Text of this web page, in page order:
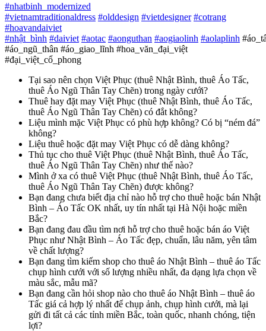
#nhatbinh_modernized
#vietnamtraditionaldress #olddesign #vietdesigner #cotrang
#hoavandaiviet
#nhật_bình #daiviet #aotac #aonguthan #aogiaolinh #aolaplinh
#áo_ngũ_thân #áo_giao_lĩnh #hoa_văn_đại_việt
#đại_việt_cổ_phong
Tại sao nên chọn Việt Phục (thuê Nhật Bình, thuê Áo Tấc,
thuê Áo Ngũ Thân Tay Chẽn) trong ngày cưới?
Thuê hay đặt may Việt Phục (thuê Nhật Bình, thuê Áo Tấc,
thuê Áo Ngũ Thân Tay Chẽn) có đắt không?
Liệu mình mặc Việt Phục có phù hợp không? Có bị “ném đá”
không?
Liệu thuê hoặc đặt may Việt Phục có dễ dàng không?
Thủ tục cho thuê Việt Phục (thuê Nhật Bình, thuê Áo Tấc,
thuê Áo Ngũ Thân Tay Chẽn) như thế nào?
Mình ở xa có thuê Việt Phục (thuê Nhật Bình, thuê Áo Tấc,
thuê Áo Ngũ Thân Tay Chẽn) được không?
Bạn đang chưa biết địa chỉ nào hỗ trợ cho thuê hoặc bán Nhật
Bình – Áo Tấc OK nhất, uy tín nhất tại Hà Nội hoặc miền
Bắc?
Bạn đang đau đầu tìm nơi hỗ trợ cho thuê hoặc bán áo Việt
Phục như Nhật Bình – Áo Tấc đẹp, chuẩn, lâu năm, yên tâm
về chất lượng?
Bạn đang tìm kiếm shop cho thuê áo Nhật Bình – thuê áo Tấc
chụp hình cưới với số lượng nhiều nhất, đa dạng lựa chọn về
màu sắc, mẫu mã?
Bạn đang cần hỏi shop nào cho thuê áo Nhật Bình – thuê áo
Tấc giá cả hợp lý nhất để chụp ảnh, chụp hình cưới, mà lại
gửi đi tất cả các tỉnh miền Bắc, toàn quốc, nhanh chóng, tiện
lợi?